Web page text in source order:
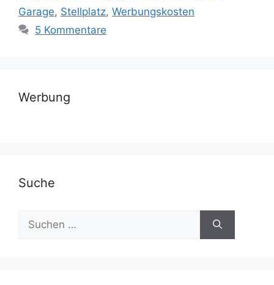
Garage, Stellplatz, Werbungskosten
5 Kommentare
Werbung
Suche
Suchen
nach: